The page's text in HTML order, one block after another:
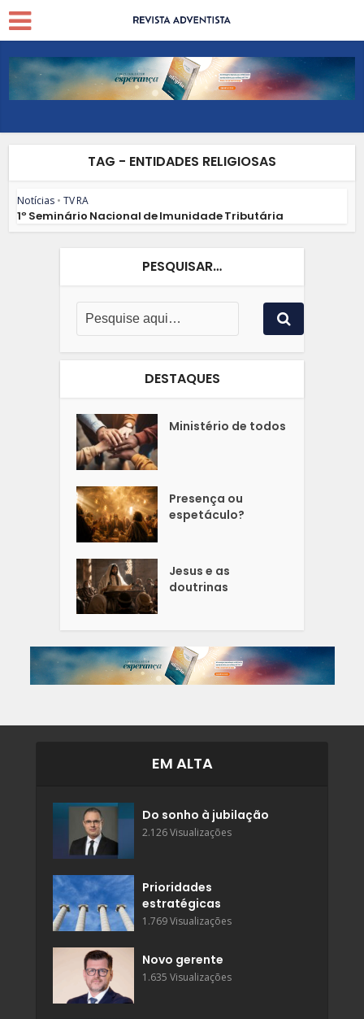
TAG - ENTIDADES RELIGIOSAS
Notícias • TV RA
1º Seminário Nacional de Imunidade Tributária
PESQUISAR…
DESTAQUES
Ministério de todos
Presença ou
espetáculo?
Jesus e as
doutrinas
EM ALTA
Do sonho à jubilação
2.126 Visualizações
Prioridades
estratégicas
1.769 Visualizações
Novo gerente
1.635 Visualizações